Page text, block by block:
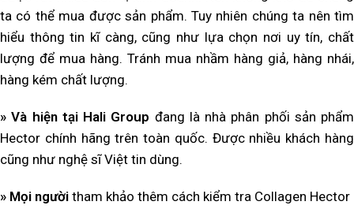
ta có thể mua được sản phẩm. Tuy nhiên chúng ta nên tìm
hiểu thông tin kĩ càng, cũng như lựa chọn nơi uy tín, chất
lượng để mua hàng. Tránh mua nhầm hàng giả, hàng nhái,
hàng kém chất lượng.
» Và hiện tại Hali Group đang là nhà phân phối sản phẩm
Hector chính hãng trên toàn quốc. Được nhiều khách hàng
cũng như nghệ sĩ Việt tin dùng.
» Mọi người tham khảo thêm cách kiểm tra Collagen Hector